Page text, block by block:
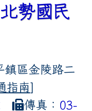
勢國民
鎮區金陵路二
指南]
傳真： 03-